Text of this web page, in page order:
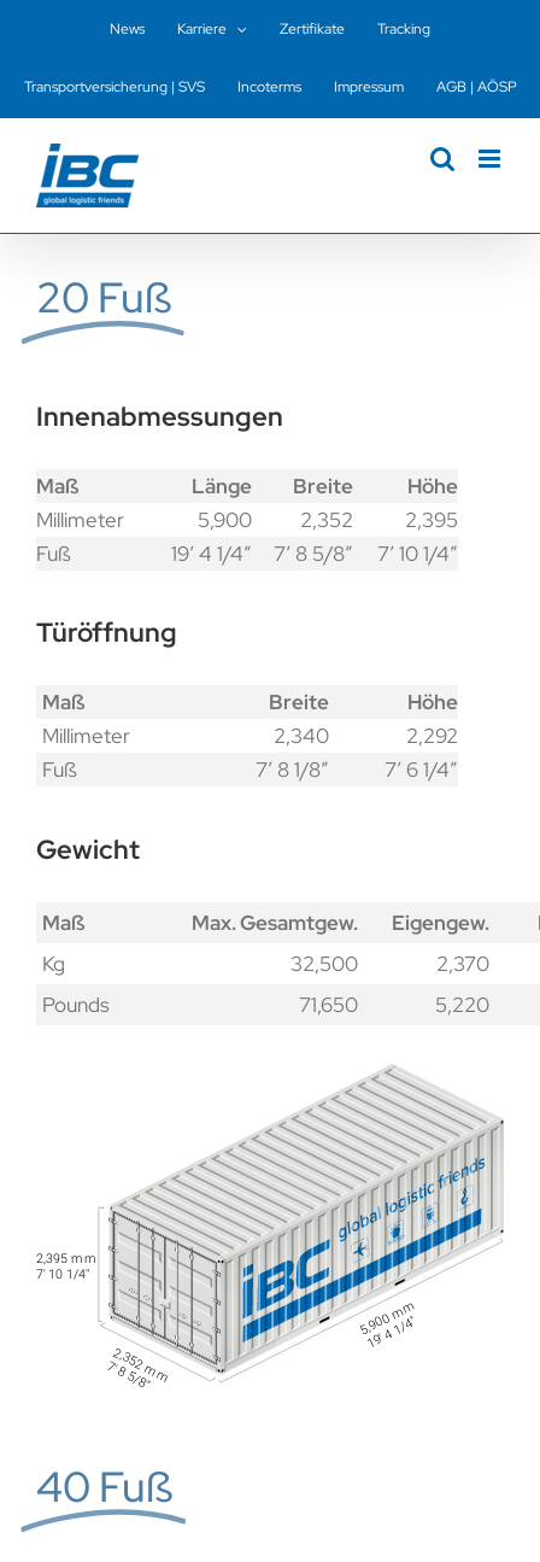
springen
News Karriere Zertifikate Tracking
Transportversicherung | SVS Incoterms Impressum AGB | AÖSP
20 Fuß
Innenabmessungen
Maß Länge Breite
Höhe
Millimeter
5,900 2,352
2,395
Fuß
19′ 4 1/4″ 7′ 8 5/8″ 7′ 10 1/4″
Türöffnung
Maß Breite
Höhe
Millimeter
2,340
2,292
Fuß
7′ 8 1/8″ 7′ 6 1/4″
Gewicht
Maß Max. Gesamtgew. Eigengew.
Kg
32,500
2,370
Pounds
71,650 5,220
40 Fuß